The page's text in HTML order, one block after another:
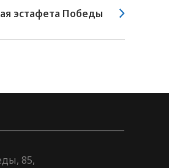
эстафета Победы
85,